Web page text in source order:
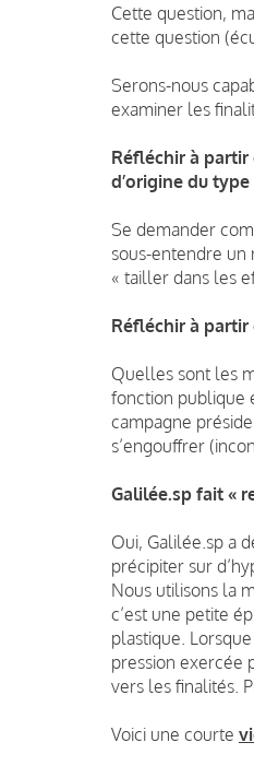
Cette question,
cette question
Serons-nous
examiner les
Réfléchir à partir
d’origine du
Se demander
sous-entendre
« tailler dans les
Réfléchir à partir
Quelles sont les
fonction publique
campagne
s’engouffrer
Galilée.sp fait «
Oui, Galilée.sp a
précipiter sur
Nous utilisons la
c’est une petite
plastique.
pression exercée
vers les finalités.
Voici une courte